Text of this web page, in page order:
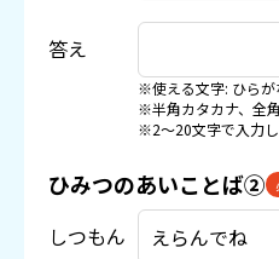
答え
※使える文字: ひら
※半角カタカナ、全
※2〜20文字で入力
ひみつのあいことば②
しつもん